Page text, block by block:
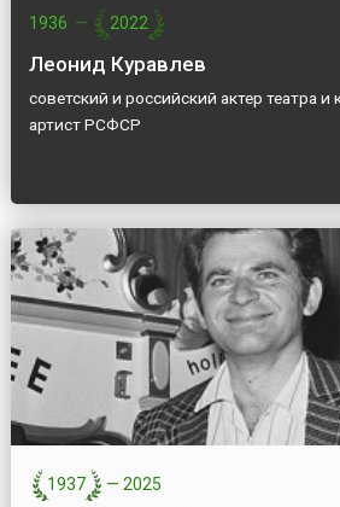
1936 — 2022
Леонид Куравлев
советский и российский актер театра
артист РСФСР
1937 — 2025